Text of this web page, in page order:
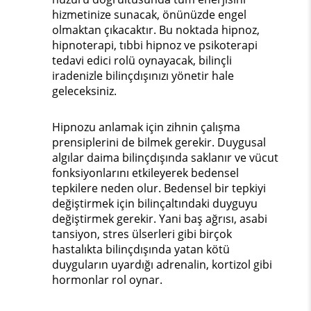
hizmetinize sunacak, önünüzde engel
olmaktan çıkacaktır. Bu noktada hipnoz,
hipnoterapi, tıbbi hipnoz ve psikoterapi
tedavi edici rolü oynayacak, bilinçli
iradenizle bilinçdışınızı yönetir hale
geleceksiniz.
Hipnozu anlamak için zihnin çalışma
prensiplerini de bilmek gerekir. Duygusal
algılar daima bilinçdışında saklanır ve vücut
fonksiyonlarını etkileyerek bedensel
tepkilere neden olur. Bedensel bir tepkiyi
değiştirmek için bilinçaltındaki duyguyu
değiştirmek gerekir. Yani baş ağrısı, asabi
tansiyon, stres ülserleri gibi birçok
hastalıkta bilinçdışında yatan kötü
duyguların uyardığı adrenalin, kortizol gibi
hormonlar rol oynar.